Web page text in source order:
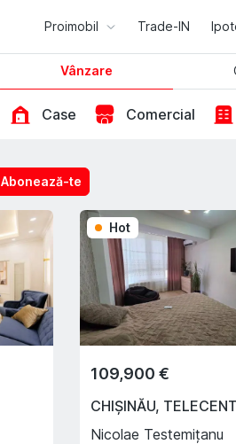
Vânzare
Case Comercial
Abonează-te
Hot
109,900 €
CHIȘINĂU,
Nicolae Testemițanu
Proimobil Trade-IN